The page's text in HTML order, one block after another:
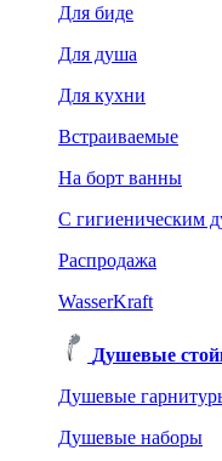
Для биде
Для душа
Для кухни
Встраиваемые
На борт ванны
C гигиеническим
Распродажа
WasserKraft
Душевые
Душевые
Душевые наборы